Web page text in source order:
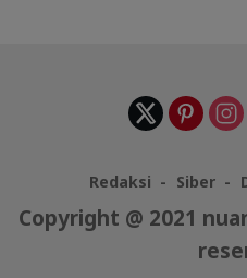
Redaksi Siber
Copyright @ 2021